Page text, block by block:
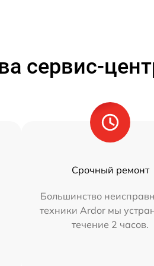
сервис-
Срочный ремонт
Большинство
техники Ardor мы
течение 2 часов.